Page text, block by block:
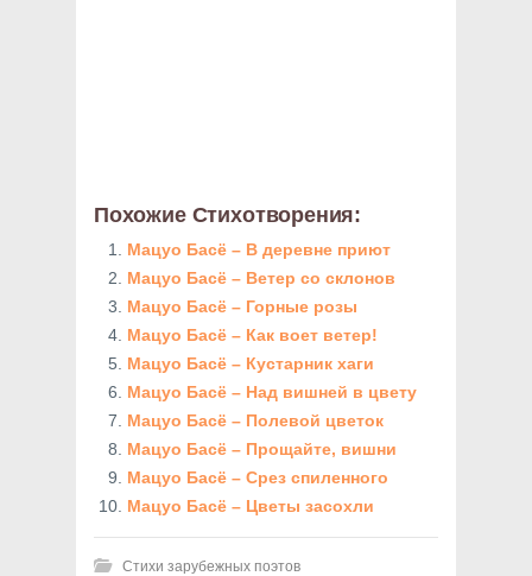
Похожие Стихотворения:
Мацуо Басё – В деревне приют
Мацуо Басё – Ветер со склонов
Мацуо Басё – Горные розы
Мацуо Басё – Как воет ветер!
Мацуо Басё – Кустарник хаги
Мацуо Басё – Над вишней в цвету
Мацуо Басё – Полевой цветок
Мацуо Басё – Прощайте, вишни
Мацуо Басё – Срез спиленного
Мацуо Басё – Цветы засохли
Стихи зарубежных поэтов